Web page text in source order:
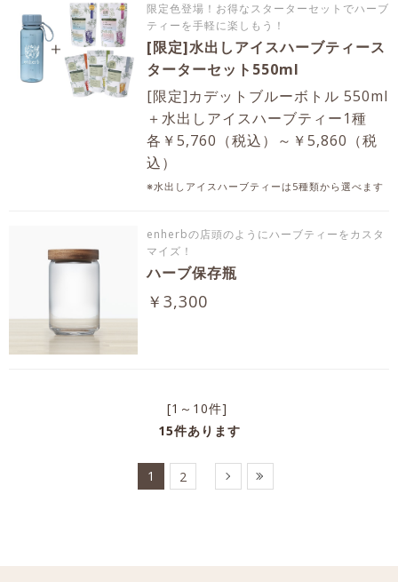
限定色登場！お得なスターターセットでハーブ
ティーを手軽に楽しもう！
[限定]水出しアイスハーブティース
ターターセット550ml
[限定]カデットブルーボトル 550ml
＋水出しアイスハーブティー1種
各￥5,760（税込）～￥5,860（税
込）
※水出しアイスハーブティーは5種類から選べます
enherbの店頭のようにハーブティーをカスタ
マイズ！
ハーブ保存瓶
￥3,300
[1～10件]
15件あります
1 2